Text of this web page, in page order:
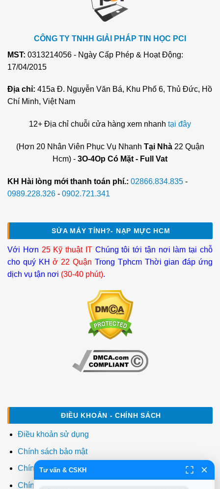
CÔNG TY TNHH GIẢI PHÁP TIN HỌC PCI
MST: 0313214056 - Ngày Cấp Phép & Hoạt Động:
17/04/2015
Địa chỉ: 415a Đ. Nguyễn Văn Bá, Khu Phố 6, Thủ Đức, Hồ
Chí Minh, Việt Nam
12+ Địa chỉ chuỗi cửa hàng xem nhanh tại đây
(Hơn 20 Nhân Viên Phục Vụ Nhanh Tại Nhà22 Quận
Hcm) - 3O-4Op Có Mặt - Full Vat
KH Hài lòng mới thanh toán phí.: 02866.834.835 -
0989.228.326 - 0902.721.341
SỬA MÁY TÍNH?- NẠP MỰC HCM
Với Hơn 25 Kỹ thuật ITChúng tôi tới tận nơi làm tại chỗ
cho quý KHở 22 Quận Trong Tphcm Thời gian đáp ứng
dịch vụ tận nơi (30-40 phút).
ĐIỀU KHOẢN - CHÍNH SÁCH
Điều khoản sử dụng
Chính sách bảo mật
Chính sách thanh toán
Chính sách giao hàng
Tư vấn & CSKH